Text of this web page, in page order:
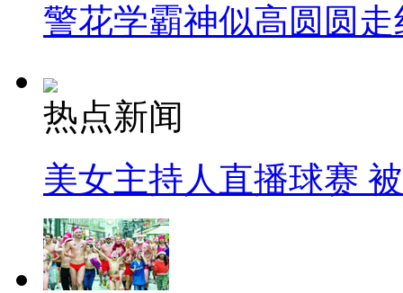
警花学霸神似高圆圆走
热点新闻
美女主持人直播球赛